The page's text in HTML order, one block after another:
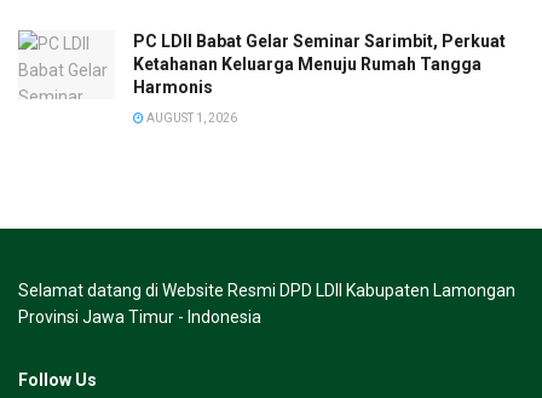
PC LDII Babat Gelar Seminar Sarimbit, Perkuat
Ketahanan Keluarga Menuju Rumah Tangga
Harmonis
AUGUST 1, 2026
Selamat datang di Website Resmi DPD LDII Kabupaten Lamongan
Provinsi Jawa Timur - Indonesia
Follow Us